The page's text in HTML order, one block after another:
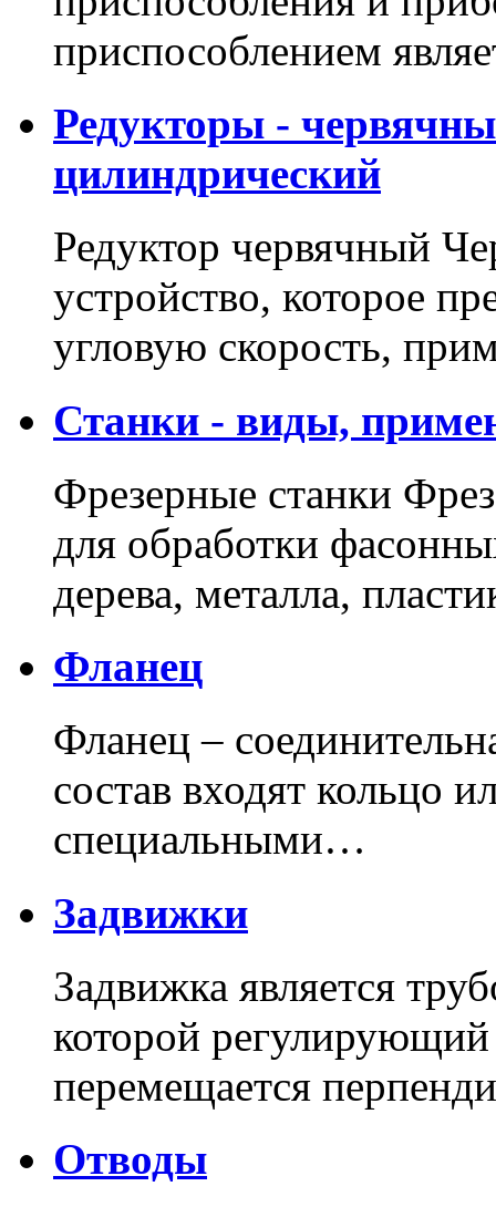
приспособлением
Редукторы -
цилиндрический
Редуктор червячный
устройство, которое
угловую скорость,
Станки - виды,
Фрезерные станки
для обработки
дерева, металла,
Фланец
Фланец –
состав входят кольцо
специальными…
Задвижки
Задвижка является
которой
перемещается
Отводы